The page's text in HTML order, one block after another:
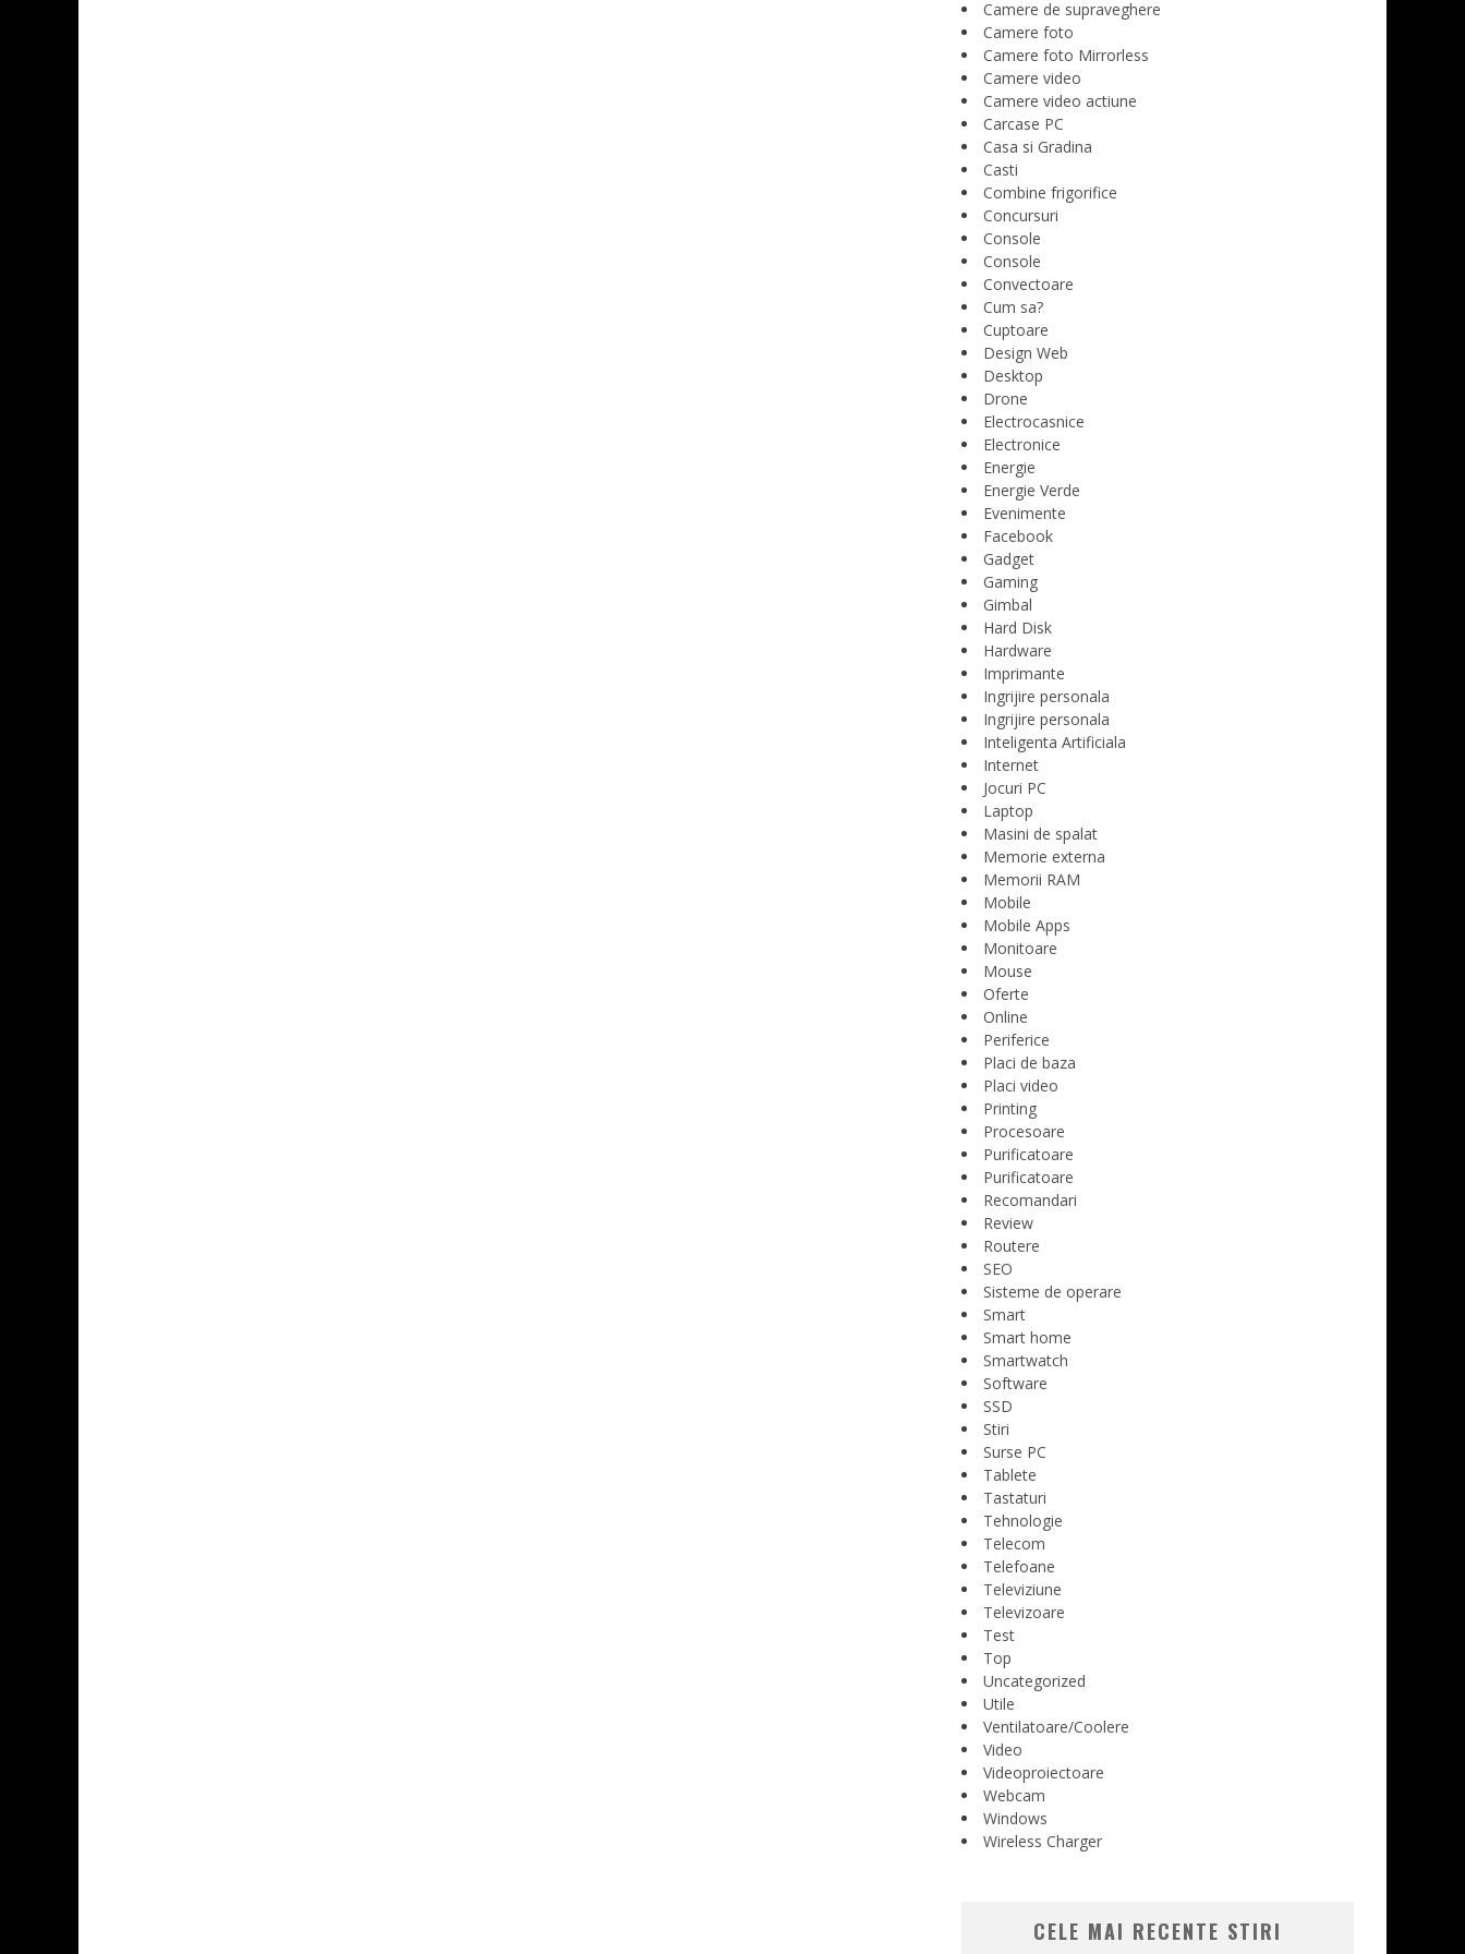
Camere de supraveghere
Camere foto
Camere foto Mirrorless
Camere video
Camere video actiune
Carcase PC
Casa si Gradina
Casti
Combine frigorifice
Concursuri
Console
Console
Convectoare
Cum sa?
Cuptoare
Design Web
Desktop
Drone
Electrocasnice
Electronice
Energie
Energie Verde
Evenimente
Facebook
Gadget
Gaming
Gimbal
Hard Disk
Hardware
Imprimante
Ingrijire personala
Ingrijire personala
Inteligenta Artificiala
Internet
Jocuri PC
Laptop
Masini de spalat
Memorie externa
Memorii RAM
Mobile
Mobile Apps
Monitoare
Mouse
Oferte
Online
Periferice
Placi de baza
Placi video
Printing
Procesoare
Purificatoare
Purificatoare
Recomandari
Review
Routere
SEO
Sisteme de operare
Smart
Smart home
Smartwatch
Software
SSD
Stiri
Surse PC
Tablete
Tastaturi
Tehnologie
Telecom
Telefoane
Televiziune
Televizoare
Test
Top
Uncategorized
Utile
Ventilatoare/Coolere
Video
Videoproiectoare
Webcam
Windows
Wireless Charger
CELE MAI RECENTE STIRI